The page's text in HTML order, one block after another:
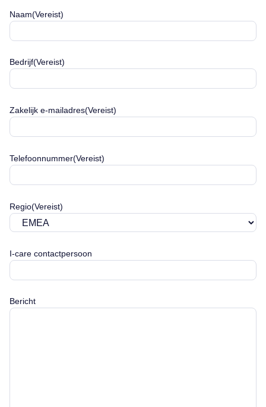
Naam(Vereist)
Bedrijf(Vereist)
Zakelijk e-mailadres(Vereist)
Telefoonnummer(Vereist)
Regio(Vereist)
I-care contactpersoon
Bericht